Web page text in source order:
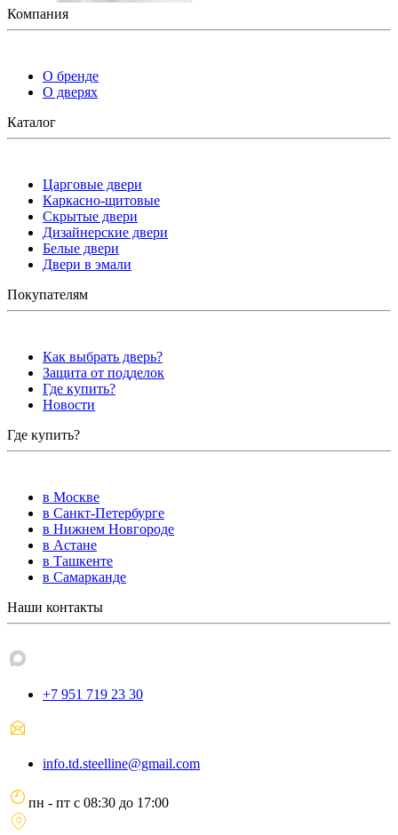
Компания
О бренде
О дверях
Каталог
Царговые двери
Каркасно-щитовые
Скрытые двери
Дизайнерские двери
Белые двери
Двери в эмали
Покупателям
Как выбрать дверь?
Защита от подделок
Где купить?
Новости
Где купить?
в Москве
в Санкт-Петербурге
в Нижнем Новгороде
в Астане
в Ташкенте
в Самарканде
Наши контакты
+7 951 719 23 30
info.td.steelline@gmail.com
пн - пт с 08:30 до 17:00